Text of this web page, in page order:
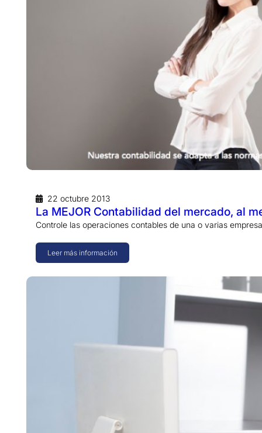
22 octubre 2013
La MEJOR Contabilidad del mercado, al
Controle las operaciones contables de una o varias
Leer más información